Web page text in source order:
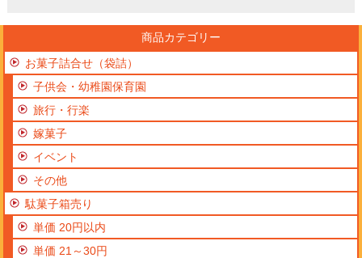
商品カテゴリー
お菓子詰合せ（袋詰）
子供会・幼稚園保育園
旅行・行楽
嫁菓子
イベント
その他
駄菓子箱売り
単価 20円以内
単価 21～30円